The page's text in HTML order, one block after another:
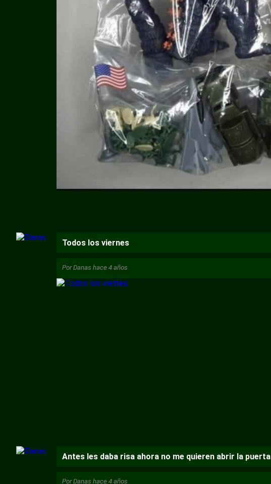
Todos los viernes
PorDanas hace 4 años
Antes les daba risa ahora no me quieren abrir la puerta
PorDanas hace 4 años